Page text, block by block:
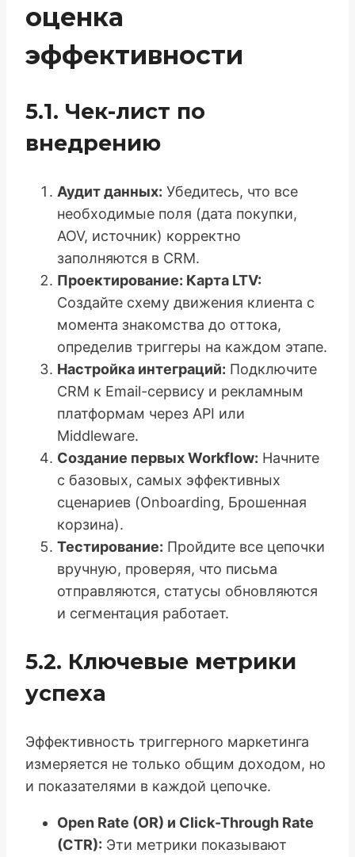
оценка
эффективности
5.1. Чек-лист по
внедрению
Аудит данных: Убедитесь, что все
необходимые поля (дата покупки,
AOV, источник) корректно
заполняются в CRM.
Проектирование: Карта LTV:
Создайте схему движения клиента с
момента знакомства до оттока,
определив триггеры на каждом этапе.
Настройка интеграций: Подключите
CRM к Email-сервису и рекламным
платформам через API или
Middleware.
Создание первых Workflow: Начните
с базовых, самых эффективных
сценариев (Onboarding, Брошенная
корзина).
Тестирование: Пройдите все цепочки
вручную, проверяя, что письма
отправляются, статусы обновляются
и сегментация работает.
5.2. Ключевые метрики
успеха
Эффективность триггерного маркетинга
измеряется не только общим доходом, но
и показателями в каждой цепочке.
Open Rate (OR) и Click-Through Rate
(CTR): Эти метрики показывают